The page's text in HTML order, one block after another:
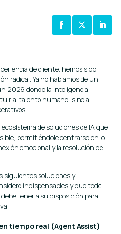
de cliente, hemos sido
radical. Ya no hablamos de un
2026 donde la Inteligencia
al talento humano, sino a
de soluciones de IA que
permitiéndole centrarse en lo
emocional y la resolución de
siguientes soluciones y
indispensables y que todo
tener a su disposición para
tiempo real (Agent Assist)